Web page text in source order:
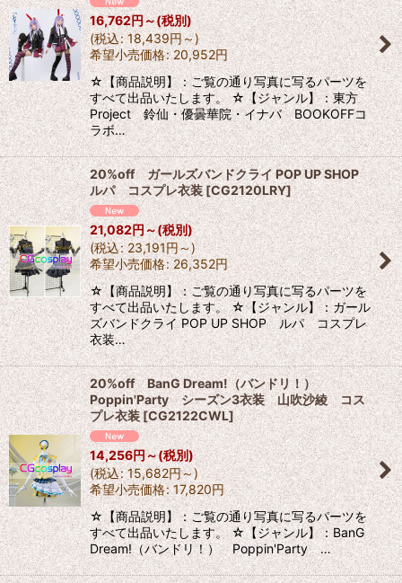
16,762円～(税別)
(税込: 18,439円～)
希望小売価格: 20,952円
☆【商品説明】：ご覧の通り写真に写るパーツを
すべて出品いたします。 ☆【ジャンル】：東方
Project 鈴仙・優曇華院・イナバ BOOKOFFコ
ラボ…
20%off ガールズバンドクライ POP UP SHOP
ルパ コスプレ衣装[CG2120LRY]
21,082円～(税別)
(税込: 23,191円～)
希望小売価格: 26,352円
☆【商品説明】：ご覧の通り写真に写るパーツを
すべて出品いたします。 ☆【ジャンル】：ガール
ズバンドクライ POP UP SHOP ルパ コスプレ
衣装…
20%off BanG Dream!（バンドリ！）
Poppin'Party シーズン3衣装 山吹沙綾 コス
プレ衣装[CG2122CWL]
14,256円～(税別)
(税込: 15,682円～)
希望小売価格: 17,820円
☆【商品説明】：ご覧の通り写真に写るパーツを
すべて出品いたします。 ☆【ジャンル】：BanG
Dream!（バンドリ！） Poppin'Party …